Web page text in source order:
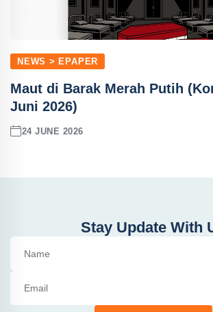
NEWS > EPAPER
Maut di Barak Merah Putih
Juni 2026)
24 JUNE 2026
Stay Update With